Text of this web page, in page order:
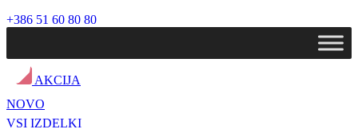
+386 51 60 80 80
AKCIJA
NOVO
VSI IZDELKI